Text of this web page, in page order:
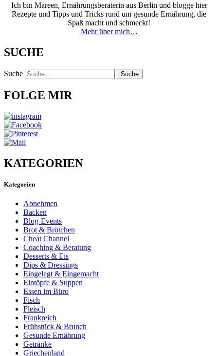
Ich bin Mareen, Ernährungsberaterin aus Berlin und blogge hier
Rezepte und Tipps und Tricks rund um gesunde Ernährung, die
Spaß macht und schmeckt!
Mehr über mich…
SUCHE
Suche Suche
FOLGE MIR
KATEGORIEN
Kategorien
Abnehmen
Backen
Blog-Events
Brot & Brötchen
Cheat Channel
Coaching & Beratung
Desserts & Eis
Dips & Dressings
Eingelegt & Eingemacht
Eintöpfe & Suppen
Essen im Büro
Fisch
Fleisch
Frankreich
Frühstück & Brunch
Gesunde Ernährung
Getränke
Griechenland